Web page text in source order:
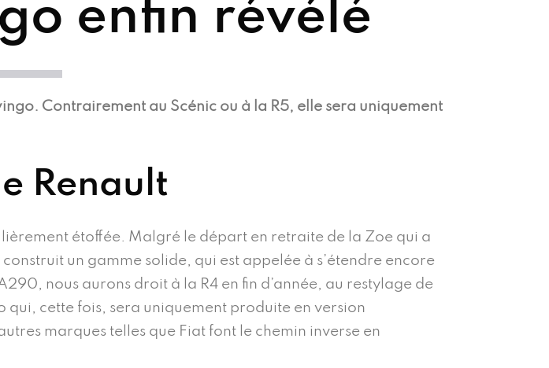
enfin révélé
Contrairement au Scénic ou à la R5, elle sera uniquement
Renault
étoffée. Malgré le départ en retraite de la Zoe qui a
un gamme solide, qui est appelée à s’étendre encore
nous aurons droit à la R4 en fin d’année, au restylage de
qui, cette fois, sera uniquement produite en version
marques telles que Fiat font le chemin inverse en